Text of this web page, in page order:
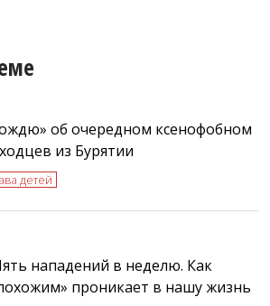
об очередном ксенофобном
из Бурятии
детей
нападений в неделю. Как
проникает в нашу жизнь